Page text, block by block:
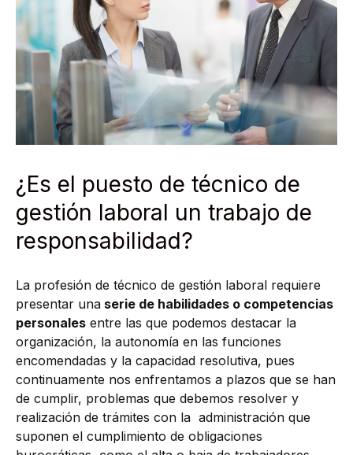
¿Es el puesto de técnico de
gestión laboral un trabajo de
responsabilidad?
La profesión de técnico de gestión laboral requiere
presentar una serie de habilidades o competencias
personales entre las que podemos destacar la
organización, la autonomía en las funciones
encomendadas y la capacidad resolutiva, pues
continuamente nos enfrentamos a plazos que se han
de cumplir, problemas que debemos resolver y
realización de trámites con la administración que
suponen el cumplimiento de obligaciones